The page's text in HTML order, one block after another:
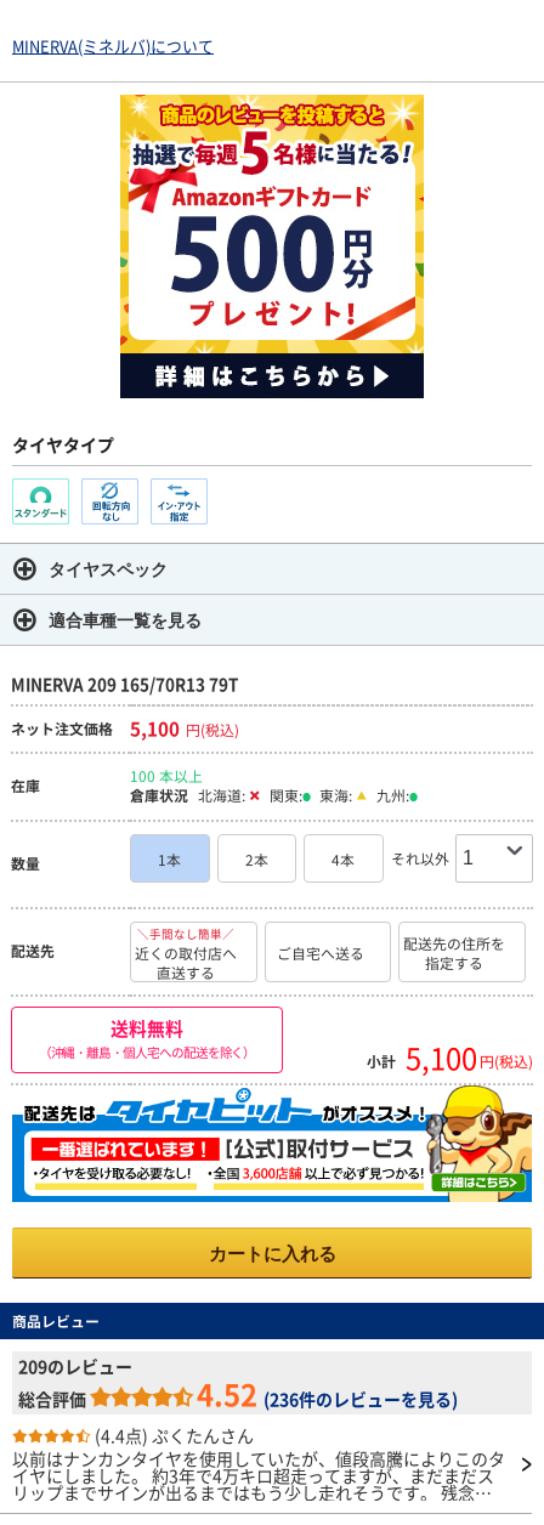
MINERVA(ミネルバ)について
タイヤタイプ
タイヤスペック
適合車種一覧を見る
MINERVA 209 165/70R13 79T
ネット注文価格 5,100 円(税込)
在庫
100 本以上
倉庫状況 北海道: 関東: 東海: 九州:
数量 1本 2本 4本 それ以外
配送先
＼手間なし簡単／
近くの取付店へ
直送する
ご自宅へ送る
配送先の住所を
指定する
送料無料
（沖縄・離島・個人宅への配送を除く） 小計 5,100 円(税込)
カートに入れる
商品レビュー
209のレビュー
総合評価
4.52 (236件のレビューを見る)
(4.4点) ぷくたんさん
以前はナンカンタイヤを使用していたが、値段高騰によりこのタ
イヤにしました。 約3年で4万キロ超走ってますが、まだまだス
リップまでサインが出るまではもう少し走れそうです。 残念な
ところは、2年でタイヤの接地面外側辺りからヒビが入り出した